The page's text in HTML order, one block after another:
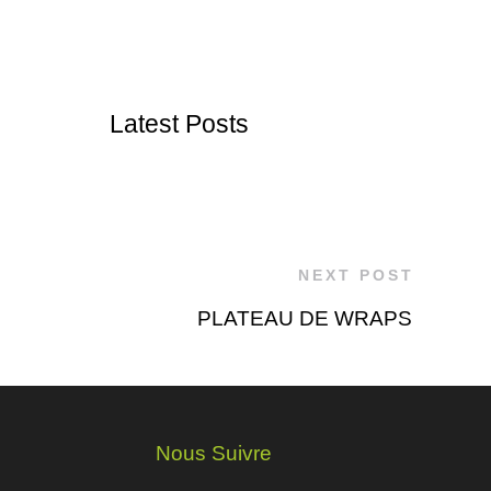
Latest Posts
NEXT POST
PLATEAU DE WRAPS
Nous Suivre